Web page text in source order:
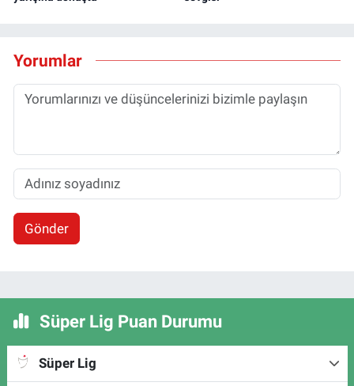
Yorumlar
Gönder
Süper Lig Puan Durumu
Süper Lig